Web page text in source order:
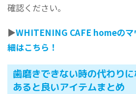
確認ください。
▶WHITENING CAFE homeのマ
細はこちら！
歯磨きできない時の代わり
あると良いアイテムまとめ